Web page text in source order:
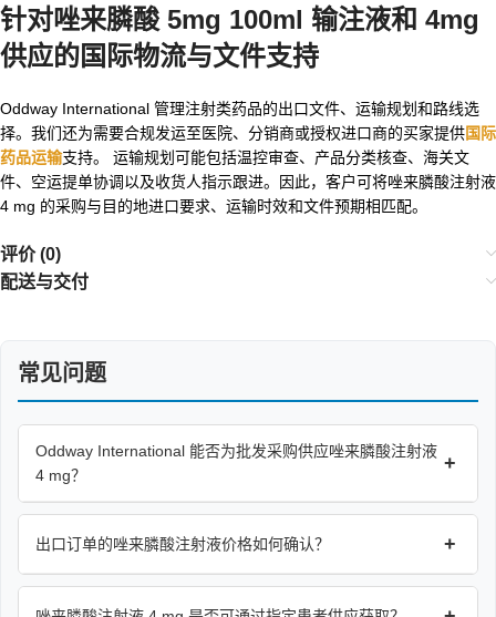
针对唑来膦酸 5mg 100ml 输注液和 4mg
供应的国际物流与文件支持
Oddway International 管理注射类药品的出口文件、运输规划和路线选
择。我们还为需要合规发运至医院、分销商或授权进口商的买家提供国际
药品运输支持。 运输规划可能包括温控审查、产品分类核查、海关文
件、空运提单协调以及收货人指示跟进。因此，客户可将唑来膦酸注射液
4 mg 的采购与目的地进口要求、运输时效和文件预期相匹配。
评价 (0)
配送与交付
常见问题
Oddway International 能否为批发采购供应唑来膦酸注射液
4 mg？
+
出口订单的唑来膦酸注射液价格如何确认？ +